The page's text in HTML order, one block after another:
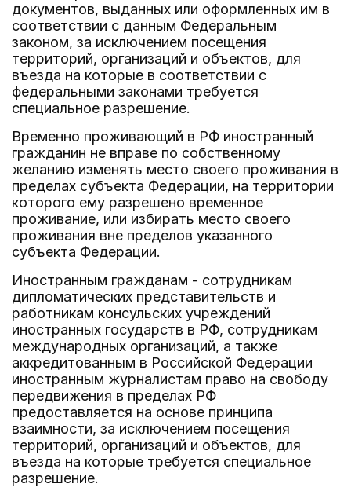
документов, выданных или оформленных им в
соответствии с данным Федеральным
законом, за исключением посещения
территорий, организаций и объектов, для
въезда на которые в соответствии с
федеральными законами требуется
специальное разрешение.
Временно проживающий в РФ иностранный
гражданин не вправе по собственному
желанию изменять место своего проживания в
пределах субъекта Федерации, на территории
которого ему разрешено временное
проживание, или избирать место своего
проживания вне пределов указанного
субъекта Федерации.
Иностранным гражданам - сотрудникам
дипломатических представительств и
работникам консульских учреждений
иностранных государств в РФ, сотрудникам
международных организаций, а также
аккредитованным в Российской Федерации
иностранным журналистам право на свободу
передвижения в пределах РФ
предоставляется на основе принципа
взаимности, за исключением посещения
территорий, организаций и объектов, для
въезда на которые требуется специальное
разрешение.